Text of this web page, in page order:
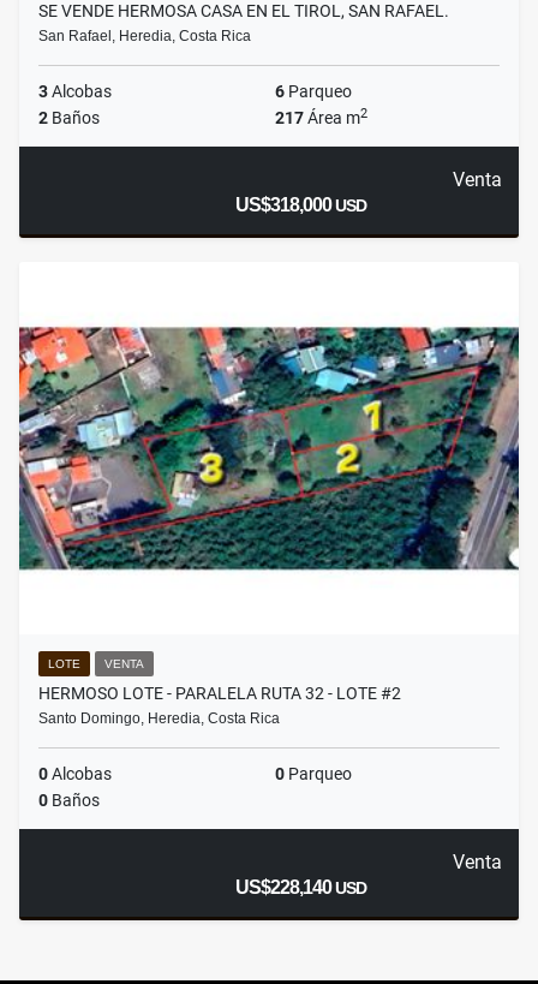
SE VENDE HERMOSA CASA EN EL TIROL, SAN RAFAEL.
San Rafael, Heredia, Costa Rica
3Alcobas 6 Parqueo
2 Baños 217Área m2
Venta
US$318,000USD
LOTE VENTA
HERMOSO LOTE - PARALELA RUTA 32 - LOTE #2
Santo Domingo, Heredia, Costa Rica
0Alcobas 0 Parqueo
0 Baños
Venta
US$228,140USD